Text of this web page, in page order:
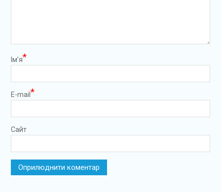
Ім’я*
E-mail *
Сайт